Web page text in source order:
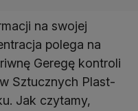
na swojej
polega na
Geregę kontroli
Sztucznych Plast-
Jak czytamy,